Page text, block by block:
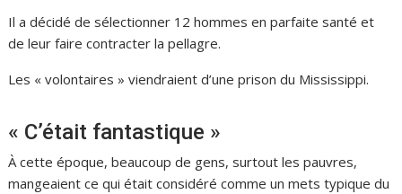
Il a décidé de sélectionner 12 hommes en parfaite santé et
de leur faire contracter la pellagre.
Les « volontaires » viendraient d’une prison du Mississippi.
« C’était fantastique »
À cette époque, beaucoup de gens, surtout les pauvres,
mangeaient ce qui était considéré comme un mets typique du